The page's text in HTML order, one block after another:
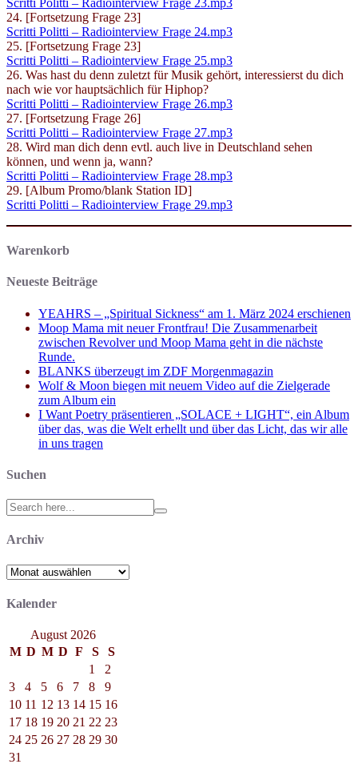
24. [Fortsetzung Frage 23]
Scritti Politti – Radiointerview Frage 24.mp3
25. [Fortsetzung Frage 23]
Scritti Politti – Radiointerview Frage 25.mp3
26. Was hast du denn zuletzt für Musik gehört, interessierst du dich
nach wie vor hauptsächlich für Hiphop?
Scritti Politti – Radiointerview Frage 26.mp3
27. [Fortsetzung Frage 26]
Scritti Politti – Radiointerview Frage 27.mp3
28. Wird man dich denn evtl. auch live in Deutschland sehen
können, und wenn ja, wann?
Scritti Politti – Radiointerview Frage 28.mp3
29. [Album Promo/blank Station ID]
Scritti Politti – Radiointerview Frage 29.mp3
Warenkorb
Neueste Beiträge
YEAHRS – „Spiritual Sickness“ am 1. März 2024 erschienen
Moop Mama mit neuer Frontfrau! Die Zusammenarbeit
zwischen Revolver und Moop Mama geht in die nächste
Runde.
BLANKS überzeugt im ZDF Morgenmagazin
Wolf & Moon biegen mit neuem Video auf die Zielgerade
zum Album ein
I Want Poetry präsentieren „SOLACE + LIGHT“, ein Album
über das, was die Welt erhellt und über das Licht, das wir alle
in uns tragen
Suchen
Search
for:
Archiv
Archiv
Kalender
August 2026
M D M D F S
S
1
2
3
4 5 6 7 8
9
10 11 12 13 14 15 16
17 18 19 20 21 22 23
24 25 26 27 28 29 30
31